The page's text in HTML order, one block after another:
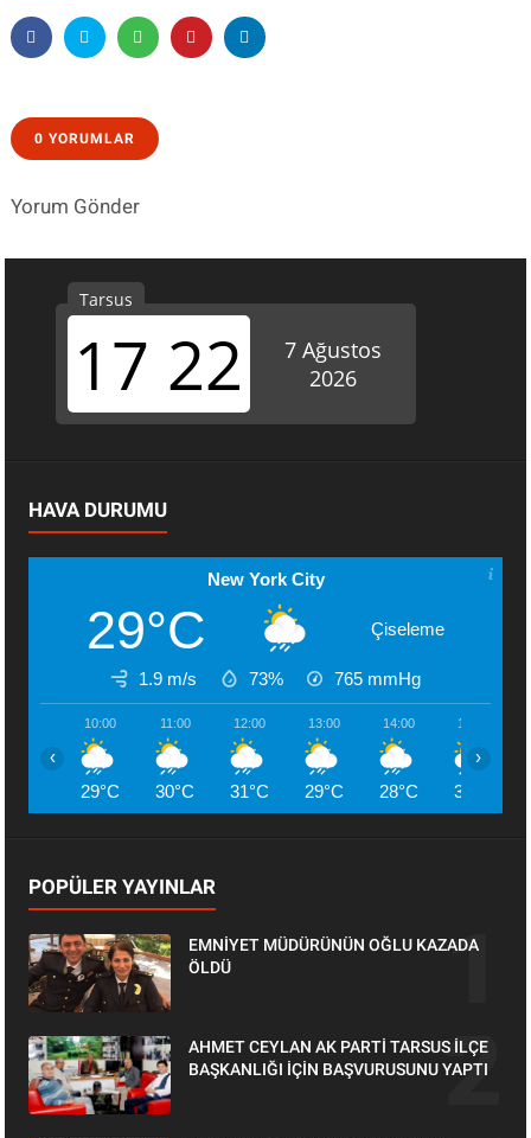
0 YORUMLAR
Yorum Gönder
HAVA DURUMU
New York City
29°C Çiseleme
1.9 m/s 73% 765 mmHg
10:00
29°C
11:00
30°C
12:00
31°C
13:00
29°C
14:00
28°C
15:00
30°C
‹ ›
POPÜLER YAYINLAR
EMNİYET MÜDÜRÜNÜN OĞLU KAZADA
ÖLDÜ
AHMET CEYLAN AK PARTİ TARSUS İLÇE
BAŞKANLIĞI İÇİN BAŞVURUSUNU YAPTI